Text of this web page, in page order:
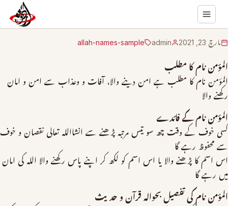
مارچ 23, 2021 admin
allah-names-sample
المؤمن نام کا مطلب
المؤمن نام کا مطلب ہے امن دینے والا، آفات و وعذاب سے امن و امان
رکھنے والا
المؤمن نام کے فائدے
کسی خوف کے وقت چھ سو تیس مرتبہ پڑھنے سے انشااللہ تعالی نقصان و خوف
سے محفوظ رہے گا
اس اسم کا پڑھنے والا یا اس اسم کو لکھ کر اپنے پاس رکھنے والا اللہ کی امان
میں رہے گا
المؤمن نام کی تفصیل بحوالہ قرآن و حدیث